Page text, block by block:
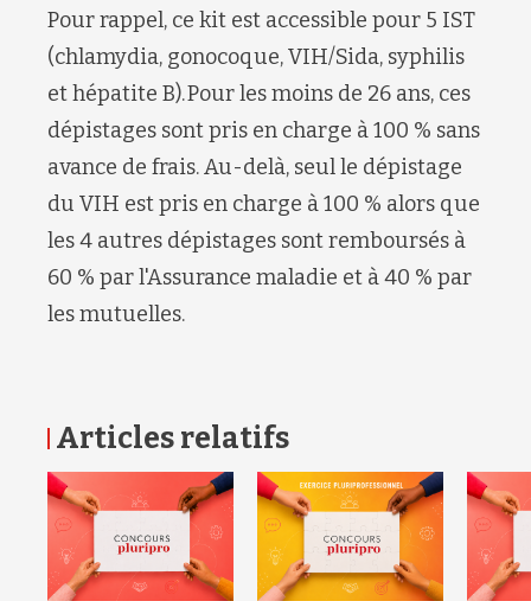
Pour rappel, ce kit est accessible pour 5 IST
(chlamydia, gonocoque, VIH/Sida, syphilis
et hépatite B). Pour les moins de 26 ans, ces
dépistages sont pris en charge à 100 % sans
avance de frais. Au-delà, seul le dépistage
du VIH est pris en charge à 100 % alors que
les 4 autres dépistages sont remboursés à
60 % par l'Assurance maladie et à 40 % par
les mutuelles.
Articles relatifs RETOUR HAUT DE PAGE